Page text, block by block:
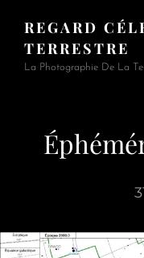
REGARD
TERRESTRE
La Photographie De La